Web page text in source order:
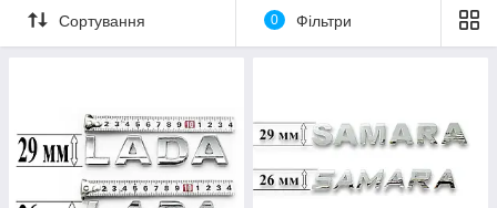
Сортування 0 Фільтри